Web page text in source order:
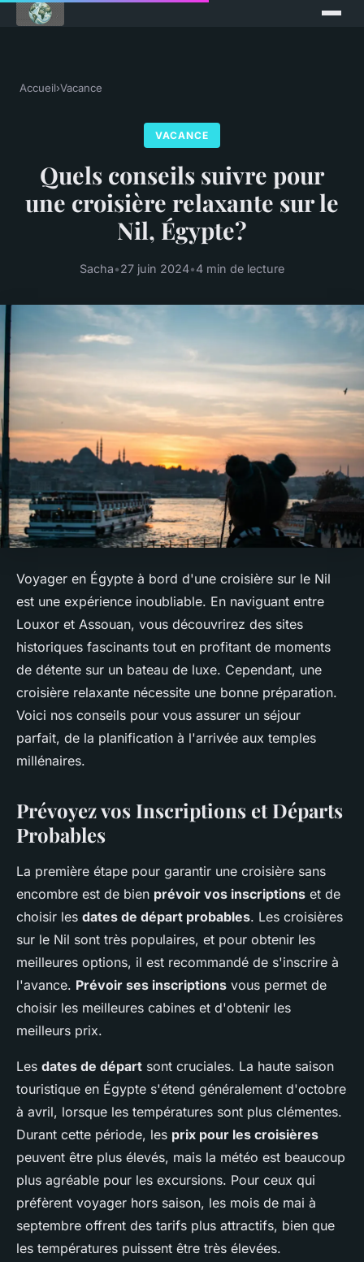
Accueil›Vacance
VACANCE
Quels conseils suivre pour
une croisière relaxante sur le
Nil, Égypte?
Sacha•27 juin 2024•4 min de lecture
Voyager en Égypte à bord d'une croisière sur le Nil
est une expérience inoubliable. En naviguant entre
Louxor et Assouan, vous découvrirez des sites
historiques fascinants tout en profitant de moments
de détente sur un bateau de luxe. Cependant, une
croisière relaxante nécessite une bonne préparation.
Voici nos conseils pour vous assurer un séjour
parfait, de la planification à l'arrivée aux temples
millénaires.
Prévoyez vos Inscriptions et Départs
Probables
La première étape pour garantir une croisière sans
encombre est de bien prévoir vos inscriptions et de
choisir les dates de départ probables. Les croisières
sur le Nil sont très populaires, et pour obtenir les
meilleures options, il est recommandé de s'inscrire à
l'avance. Prévoir ses inscriptions vous permet de
choisir les meilleures cabines et d'obtenir les
meilleurs prix.
Les dates de départ sont cruciales. La haute saison
touristique en Égypte s'étend généralement d'octobre
à avril, lorsque les températures sont plus clémentes.
Durant cette période, les prix pour les croisières
peuvent être plus élevés, mais la météo est beaucoup
plus agréable pour les excursions. Pour ceux qui
préfèrent voyager hors saison, les mois de mai à
septembre offrent des tarifs plus attractifs, bien que
les températures puissent être très élevées.